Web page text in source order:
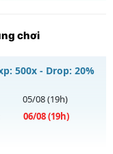
chơi
500x - Drop: 20%
05/08(19h)
06/08(19h)